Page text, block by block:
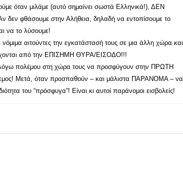
όταν μιλάμε (αυτό σημαίνει σωστά Ελληνικά!), ΔΕΝ
δεν φθάσουμε στην Αλήθεια, δηλαδή να εντοπίσουμε το
να το λύσουμε!
αιτούντες την εγκατάστασή τους σε μια άλλη χώρα και
από την ΕΠΙΣΗΜΗ ΘΥΡΑ/ΕΙΣΟΔΟ!!!
λόγω πολέμου στη χώρα τους να προσφύγουν στην ΠΡΩΤΗ
Μετά, όταν προσπαθούν – και μάλιστα ΠΑΡΑΝΟΜΑ – να
του “πρόσφυγα”! Είναι κι αυτοί παράνομοι εισβολείς!